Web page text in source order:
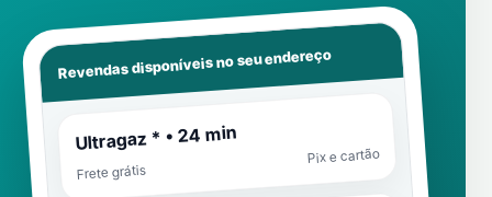
Revendas disponíveis no seu endereço
Ultragaz * • 24 min
Frete grátis
Pix e cartão